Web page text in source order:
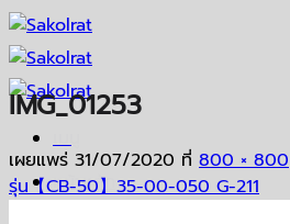
ข้าม
ไป
ยัง
เนื้อหา
เมนู
หน้าหลัก
ร้านค้า
IMG_01253
เผยแพร่ 31/07/2020 ที่ 800 × 800
รุ่น【CB-50】35-00-050 G-211